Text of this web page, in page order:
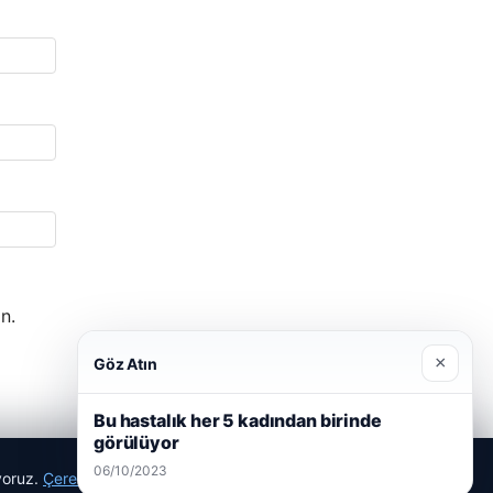
Çerez Politikamız
Göz Atın ×
Bu hastalık her 5 kadından birinde
görülüyor
06/10/2023